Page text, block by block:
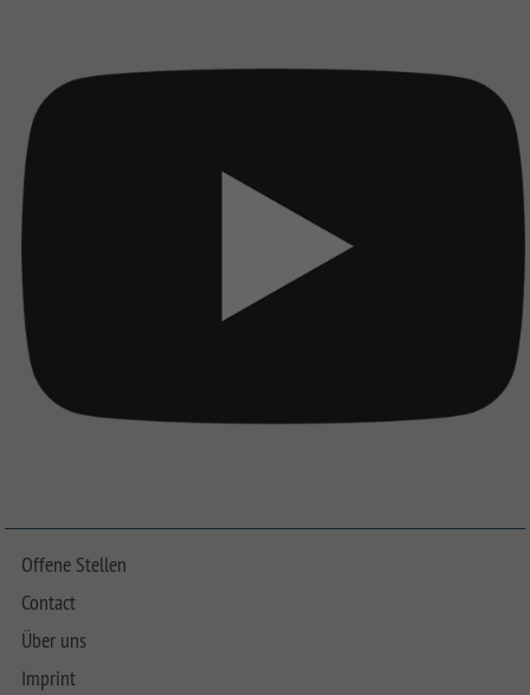
Offene Stellen
Contact
Über uns
Imprint